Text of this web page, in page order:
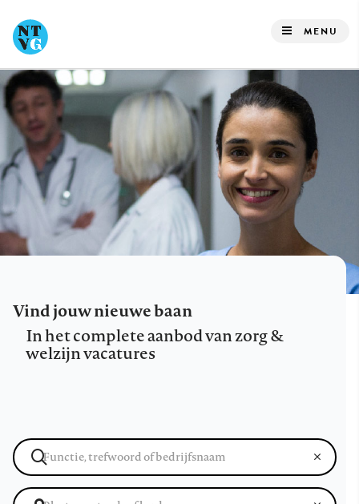
naar
de
inhoud
gaan
MENU
Vind jouw nieuwe baan
In het complete aanbod van zorg &
welzijn vacatures